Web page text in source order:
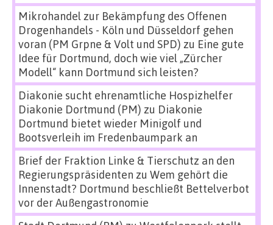
Mikrohandel zur Bekämpfung des Offenen
Drogenhandels - Köln und Düsseldorf gehen
voran (PM Grpne & Volt und SPD) zu Eine gute
Idee für Dortmund, doch wie viel „Zürcher
Modell“ kann Dortmund sich leisten?
Diakonie sucht ehrenamtliche Hospizhelfer
Diakonie Dortmund (PM) zu Diakonie
Dortmund bietet wieder Minigolf und
Bootsverleih im Fredenbaumpark an
Brief der Fraktion Linke & Tierschutz an den
Regierungspräsidenten zu Wem gehört die
Innenstadt? Dortmund beschließt Bettelverbot
vor der Außengastronomie